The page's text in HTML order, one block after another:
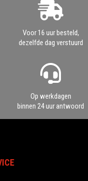
Voor 16 uur besteld,
dezelfde dag verstuurd
Op werkdagen
binnen 24 uur antwoord